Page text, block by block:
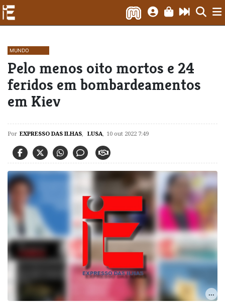
MUNDO
Pelo menos oito mortos e 24
feridos em bombardeamentos
em Kiev
Por EXPRESSO DAS ILHAS, LUSA, 10 out 2022 7:49